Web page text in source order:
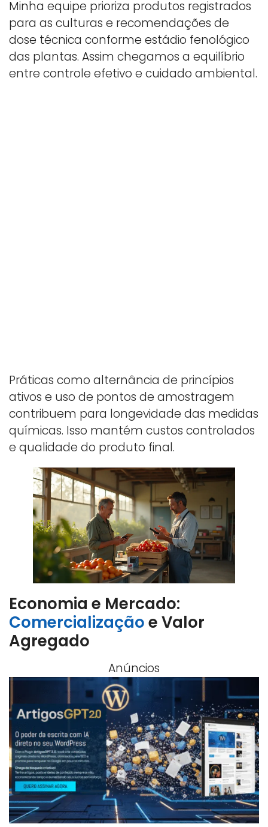
Minha equipe prioriza produtos registrados
para as culturas e recomendações de
dose técnica conforme estádio fenológico
das plantas. Assim chegamos a equilíbrio
entre controle efetivo e cuidado ambiental.
Práticas como alternância de princípios
ativos e uso de pontos de amostragem
contribuem para longevidade das medidas
químicas. Isso mantém custos controlados
e qualidade do produto final.
Economia e Mercado:
Comercializaçãoe Valor
Agregado
Anúncios